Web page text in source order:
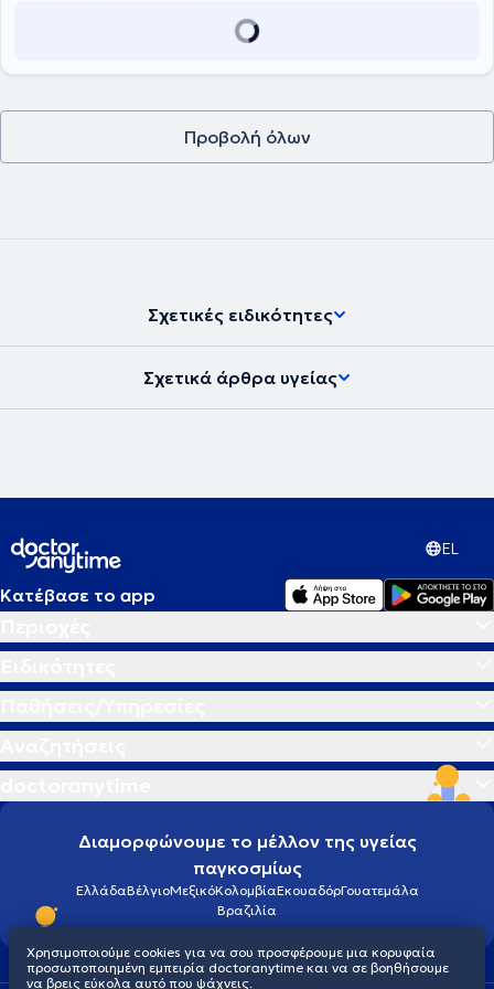
υπέρηχος, tecar, biofeedback, έλξη-αποσυμπίεση σπονδυλικής
αθλητικές κακώσεις, λεμφοίδημα, νευρολογικές και
ρευματολογικές παθήσεις, ενώ υπάρχει δυνατότητα και για κατ΄
Προβολή όλων
Σχετικές ειδικότητες
Σχετικά άρθρα υγείας
EL
Κατέβασε το app
Διαμορφώνουμε το μέλλον της υγείας
παγκοσμίως
ΕλλάδαΒέλγιοΜεξικόΚολομβίαΕκουαδόρΓουατεμάλα
Βραζιλία
Χρησιμοποιούμε cookies για να σου προσφέρουμε μια κορυφαία
προσωποποιημένη εμπειρία doctoranytime και να σε βοηθήσουμε
να βρεις εύκολα αυτό που ψάχνεις.